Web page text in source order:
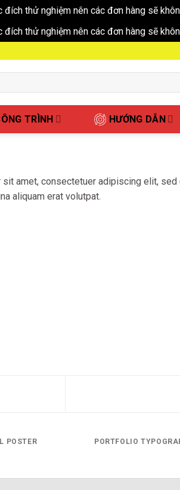
thử nghiệm nên các đơn hàng sẽ
thử nghiệm nên các đơn hàng sẽ
TRÌNH HƯỚNG DẪN
amet, consectetuer adipiscing elit,
aliquam erat volutpat.
POSTER PORTFOLIO